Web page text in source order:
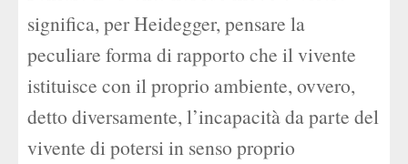
significa, per Heidegger, pensare la
peculiare forma di rapporto che il vivente
istituisce con il proprio ambiente, ovvero,
detto diversamente, l’incapacità da parte del
vivente di potersi in senso proprio